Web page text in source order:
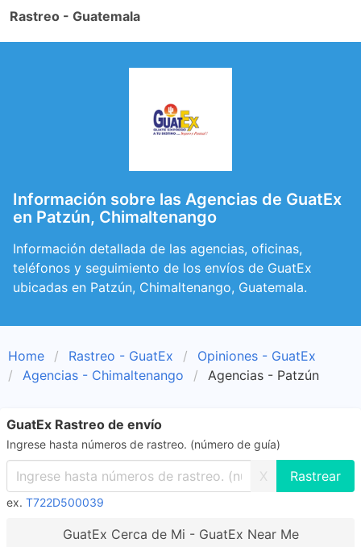
Rastreo - Guatemala
Información sobre las Agencias de GuatEx
en Patzún, Chimaltenango
Información detallada de las agencias, oficinas,
teléfonos y seguimiento de los envíos de GuatEx
ubicadas en Patzún, Chimaltenango, Guatemala.
Home Rastreo - GuatEx
Opiniones - GuatEx
Agencias - Chimaltenango
Agencias - Patzún
GuatEx Rastreo de envío
Ingrese hasta números de rastreo. (número de guía)
X
ex. T722D500039
GuatEx Cerca de Mi - GuatEx Near Me